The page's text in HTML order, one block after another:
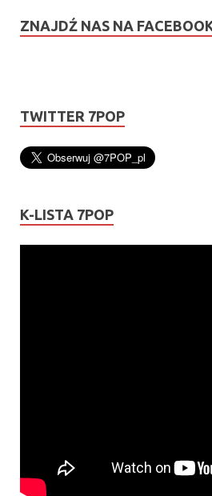
ZNAJDŹ NAS NA
TWITTER 7POP
K-LISTA 7POP